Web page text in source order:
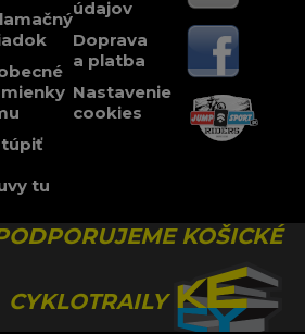
tu
údajov
Doprava
a platba
Nastavenie
cookies
KOŠICKÉ
CYKLOTRAILY